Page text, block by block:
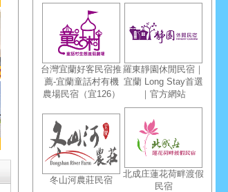
台灣宜蘭好客民宿推
薦-宜蘭童話村有機
農場民宿（宜126）
羅東靜園休閒民宿｜
宜蘭 Long Stay首選
｜官方網站
冬山河農莊民宿
北成庄蓮花荷畔渡假
民宿